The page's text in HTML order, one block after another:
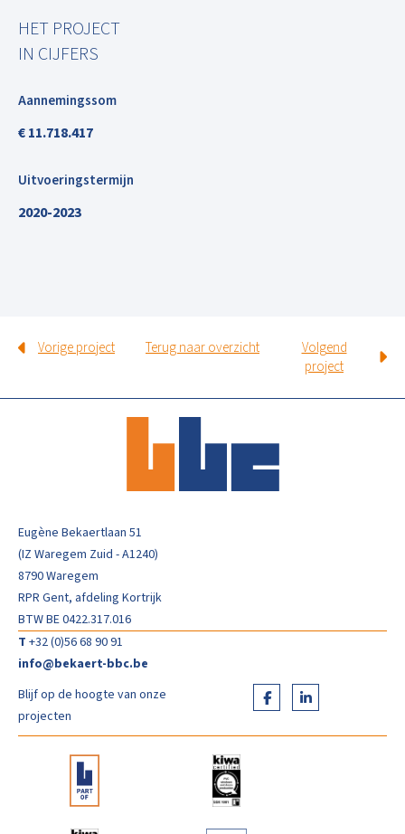
HET PROJECT
IN CIJFERS
Aannemingssom
€ 11.718.417
Uitvoeringstermijn
2020-2023
Vorige project Terug naar overzicht
Volgend
project
Eugène Bekaertlaan 51
(IZ Waregem Zuid - A1240)
8790 Waregem
RPR Gent, afdeling Kortrijk
BTW BE 0422.317.016
T +32 (0)56 68 90 91
info@bekaert-bbc.be
Blijf op de hoogte van onze
projecten